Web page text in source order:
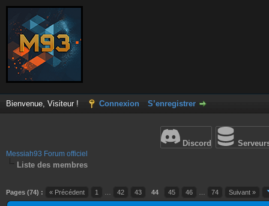
Bienvenue, Visiteur ! Connexion S’enregistrer
Discord
Messiah93 Forum officiel
Liste des membres
Pages (74) : « Précédent 1 42 43 44 45 46 74 Suivant »